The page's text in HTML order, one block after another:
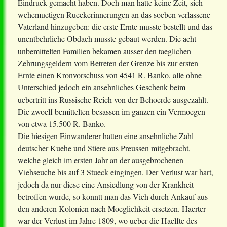
Eindruck gemacht haben. Doch man hatte keine Zeit, sich
wehemuetigen Rueckerinnerungen an das soeben verlassene
Vaterland hinzugeben: die erste Ernte musste bestellt und das
unentbehrliche Obdach musste gebaut werden. Die acht
unbemittelten Familien bekamen ausser den taeglichen
Zehrungsgeldern vom Betreten der Grenze bis zur ersten
Ernte einen Kronvorschuss von 4541 R. Banko, alle ohne
Unterschied jedoch ein ansehnliches Geschenk beim
uebertritt ins Russische Reich von der Behoerde ausgezahlt.
Die zwoelf bemittelten besassen im ganzen ein Vermoegen
von etwa 15.500 R. Banko.
Die hiesigen Einwanderer hatten eine ansehnliche Zahl
deutscher Kuehe und Stiere aus Preussen mitgebracht,
welche gleich im ersten Jahr an der ausgebrochenen
Viehseuche bis auf 3 Stueck eingingen. Der Verlust war hart,
jedoch da nur diese eine Ansiedlung von der Krankheit
betroffen wurde, so konntt man das Vieh durch Ankauf aus
den anderen Kolonien nach Moeglichkeit ersetzen. Haerter
war der Verlust im Jahre 1809, wo ueber die Haelfte des